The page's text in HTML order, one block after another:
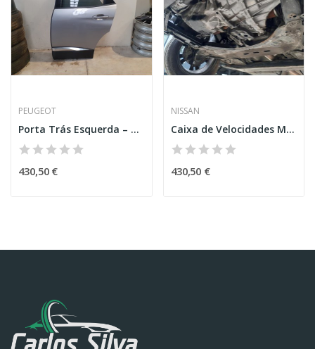
PEUGEOT
Porta Trás Esquerda – PEUGEOT 3008 SUV (M_)
430,50 €
NISSAN
Caixa de Velocidades Manual – NISSAN QASHQAI II...
430,50 €